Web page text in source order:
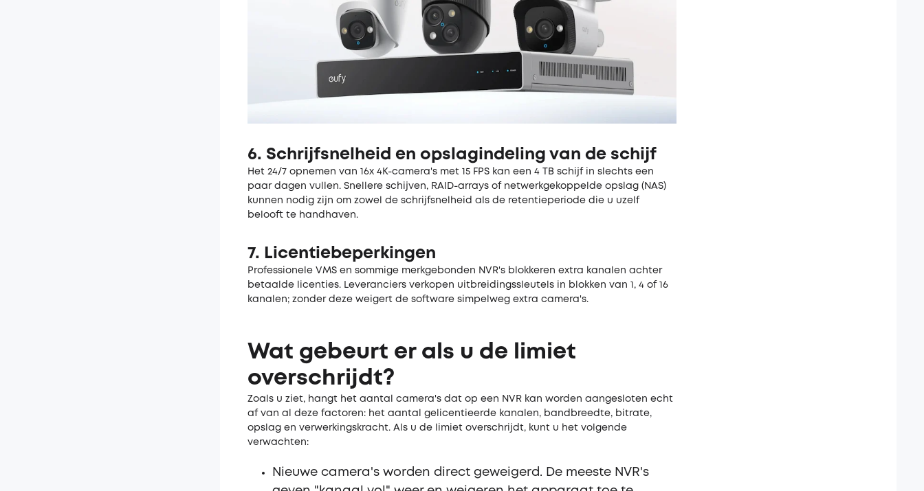
6. Schrijfsnelheid en opslagindeling van de schijf
Het 24/7 opnemen van 16x 4K-camera's met 15 FPS kan een 4 TB schijf in slechts een
paar dagen vullen. Snellere schijven, RAID-arrays of netwerkgekoppelde opslag (NAS)
kunnen nodig zijn om zowel de schrijfsnelheid als de retentieperiode die u uzelf
belooft te handhaven.
7. Licentiebeperkingen
Professionele VMS en sommige merkgebonden NVR's blokkeren extra kanalen achter
betaalde licenties. Leveranciers verkopen uitbreidingssleutels in blokken van 1, 4 of 16
kanalen; zonder deze weigert de software simpelweg extra camera's.
Wat gebeurt er als u de limiet
overschrijdt?
Zoals u ziet, hangt het aantal camera's dat op een NVR kan worden aangesloten echt
af van al deze factoren: het aantal gelicentieerde kanalen, bandbreedte, bitrate,
opslag en verwerkingskracht. Als u de limiet overschrijdt, kunt u het volgende
verwachten:
Nieuwe camera's worden direct geweigerd. De meeste NVR's